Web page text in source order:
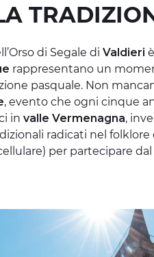
di Segale di Valdieri
rappresentano un
pasquale. Non
, evento che ogni cinque
in valle Vermenagna,
radicati nel folklore
per partecipare